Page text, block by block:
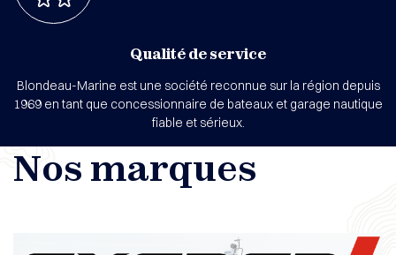
Qualité de service
Blondeau-Marine est une société reconnue sur la région depuis
1969 en tant que concessionnaire de bateaux et garage nautique
fiable et sérieux.
Nos marques